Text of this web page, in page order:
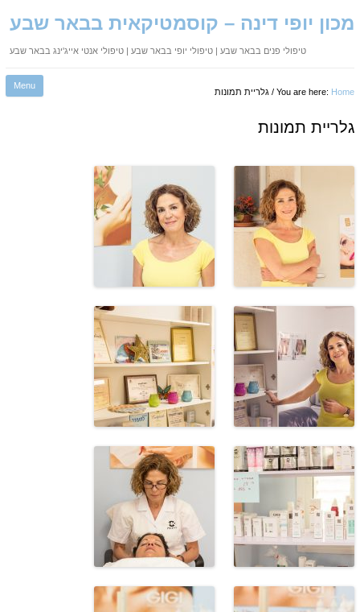
מכון יופי דינה – קוסמטיקאית בבאר שבע
טיפולי פנים בבאר שבע | טיפולי יופי בבאר שבע | טיפולי אנטי אייג'ינג בבאר שבע
Menu
You are here: Home / גלריית תמונות
גלריית תמונות